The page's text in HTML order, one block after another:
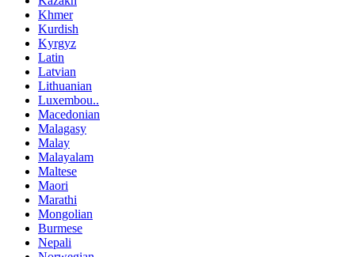
Khmer
Kurdish
Kyrgyz
Latin
Latvian
Lithuanian
Luxembou..
Macedonian
Malagasy
Malay
Malayalam
Maltese
Maori
Marathi
Mongolian
Burmese
Nepali